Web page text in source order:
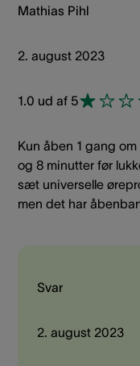
Mathias Pihl
2. august 2023
1.0 ud af 5
Kun åben 1 gang
og 8 minutter før
sæt universelle
men det har
Svar
2. august 2023